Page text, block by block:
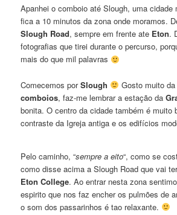
Apanhei o comboio até Slough, uma cidade
fica a 10 minutos da zona onde moramos.
Slough Road, sempre em frente ate Eton.
fotografias que tirei durante o percurso,
mais do que mil palavras
Comecemos porSlough Gosto muito
comboios, faz-me lembrar a estação da
bonita. O centro da cidade também é muito
contraste da Igreja antiga e os edifícios
Pelo caminho, “sempre a eito“, como se
como disse acima a Slough Road que vai
Eton College. Ao entrar nesta zona
espirito que nos faz encher os pulmões de
o som dos passarinhos é tao relaxante.